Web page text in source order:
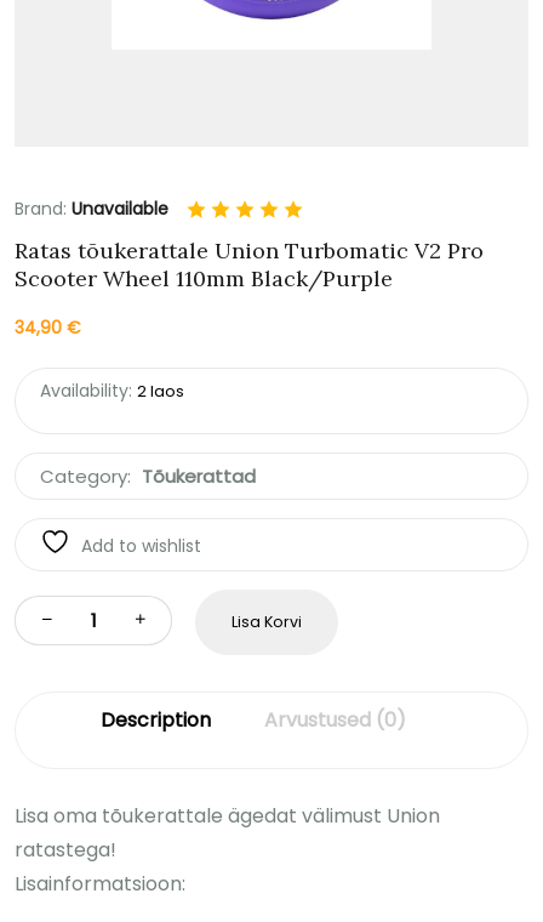
Brand: Unavailable
Ratas tõukerattale Union Turbomatic V2 Pro
Scooter Wheel 110mm Black/Purple
34,90 €
Availability: 2 laos
Category: Tõukerattad
Add to wishlist
Lisa Korvi
Description Arvustused (0)
Lisa oma tõukerattale ägedat välimust Union
ratastega!
Lisainformatsioon: